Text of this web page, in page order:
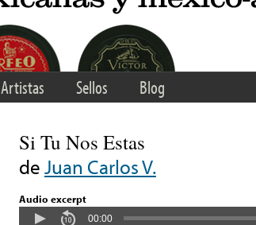
Artistas Sellos Blog
Si Tu Nos Estas
deJuan Carlos V.
Audio excerpt
00:00